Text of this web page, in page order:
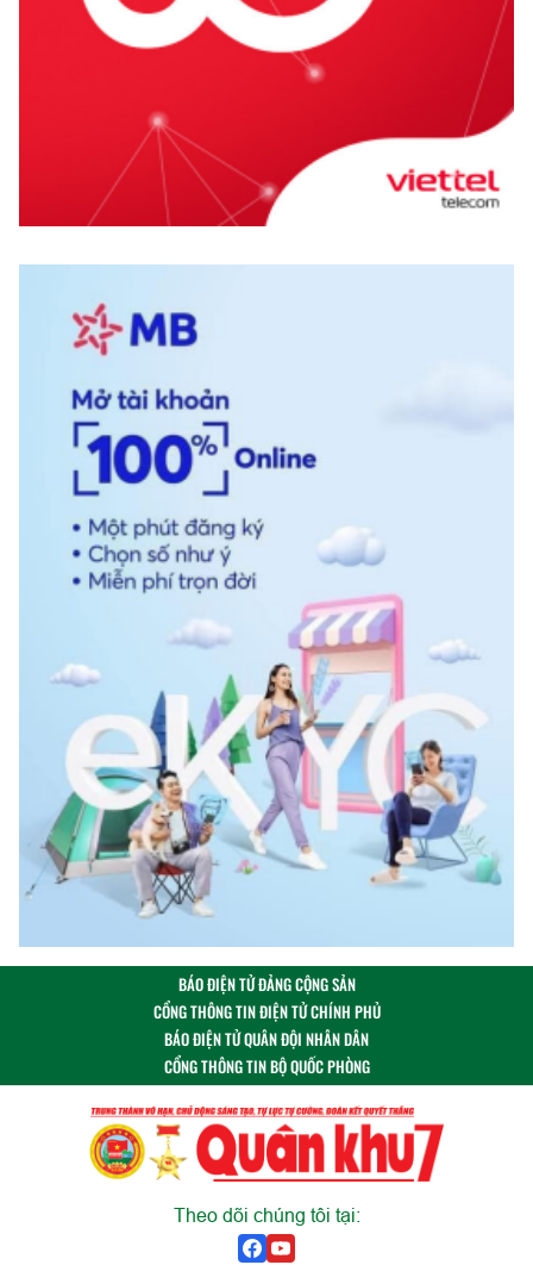
BÁO ĐIỆN TỬ ĐẢNG CỘNG SẢN
CỔNG THÔNG TIN ĐIỆN TỬ CHÍNH PHỦ
BÁO ĐIỆN TỬ QUÂN ĐỘI NHÂN DÂN
CỔNG THÔNG TIN BỘ QUỐC PHÒNG
Theo dõi chúng tôi tại: